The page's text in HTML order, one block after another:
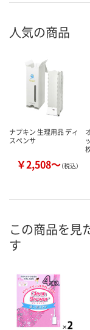
人気の商品
ナプキン 生理用品 ディ
スペンサ
￥2,508～（税込）
この商品を見
す